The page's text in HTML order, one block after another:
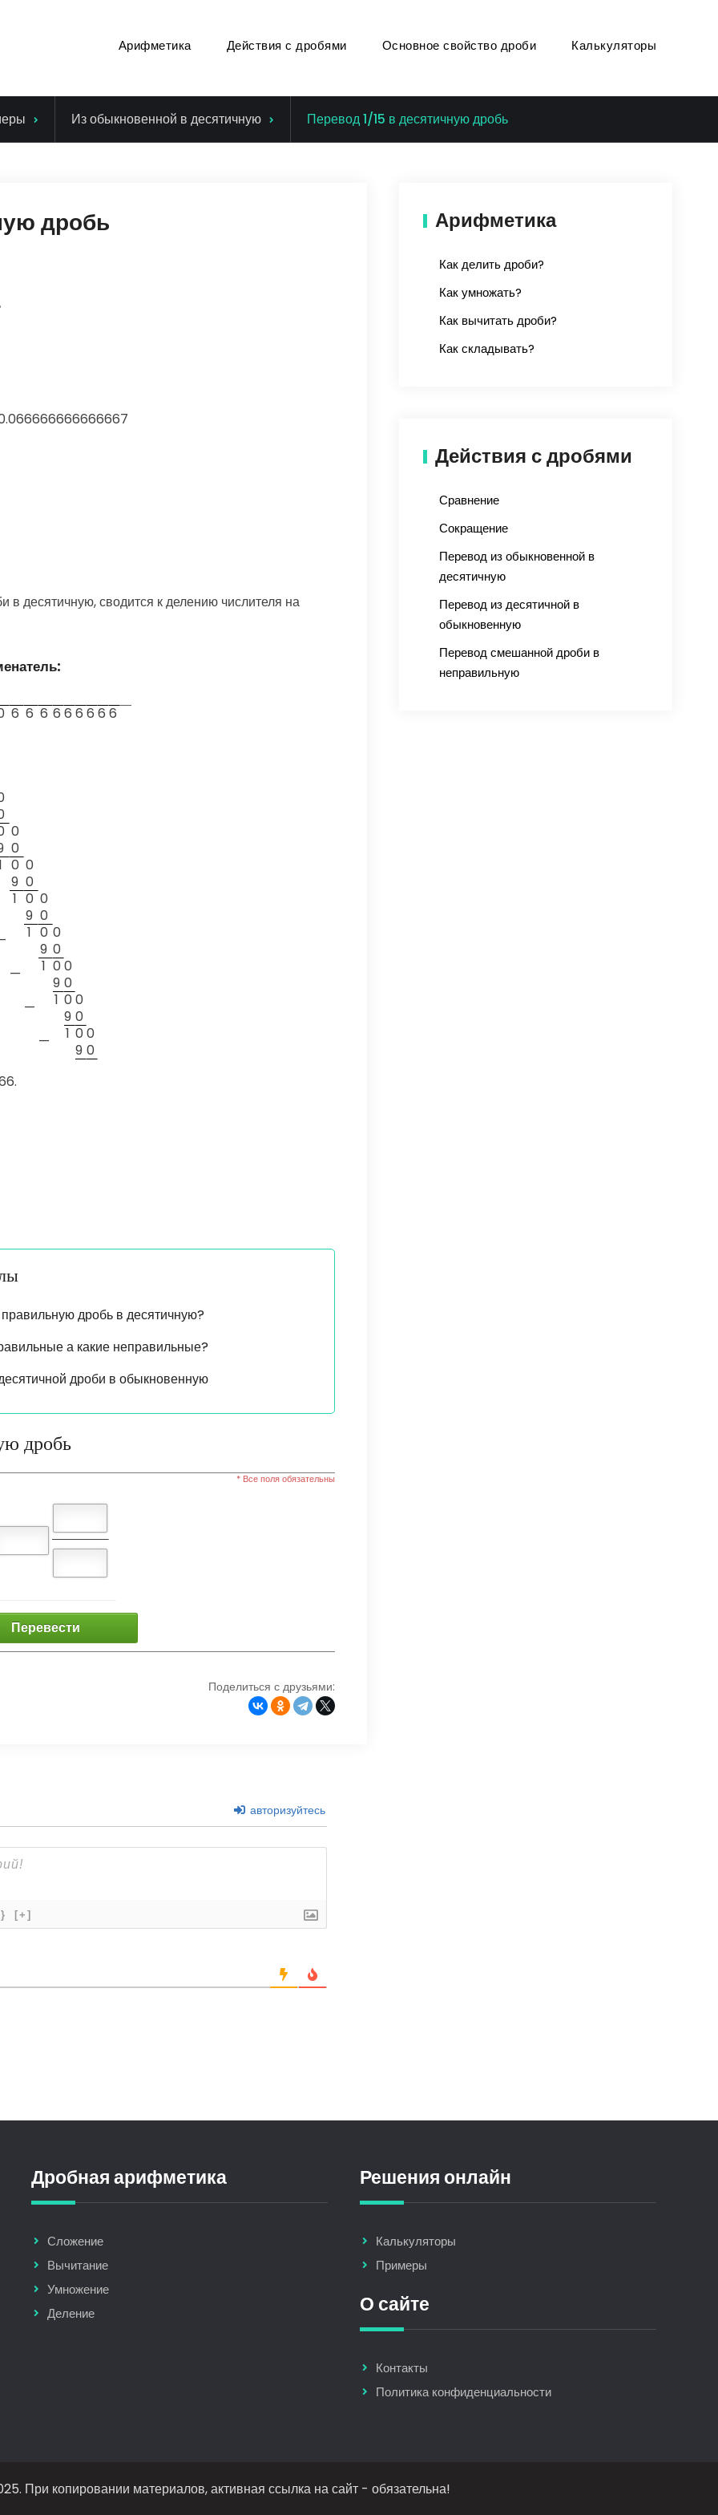
Арифметика Действия с дробями Основное свойство дроби Калькуляторы
Из обыкновенной в десятичную Перевод 1/15 в десятичную дробь
дробь
0.066666666666667
десятичную, сводится к делению числителя на
6 6 6 6 6 6 6 6 6
0
0
0 0
9 0
1 0 0
9 0
1 0 0
9 0
—
1 0 0
9 0
—
1 0 0
9 0
—
1 0 0
9 0
дробь в десятичную?
а какие неправильные?
дроби в обыкновенную
дробь
* Все поля обязательны
Перевести
Поделиться с друзьями:
авторизуйтесь
[+]
Арифметика
Как делить дроби?
Как умножать?
Как вычитать дроби?
Как складывать?
Действия с дробями
Сравнение
Сокращение
Перевод из обыкновенной в
десятичную
Перевод из десятичной в
обыкновенную
Перевод смешанной дроби в
неправильную
Дробная арифметика
Сложение
Вычитание
Умножение
Деление
Решения онлайн
Калькуляторы
Примеры
О сайте
Контакты
Политика конфиденциальности
При копировании материалов, активная ссылка на сайт - обязательна!